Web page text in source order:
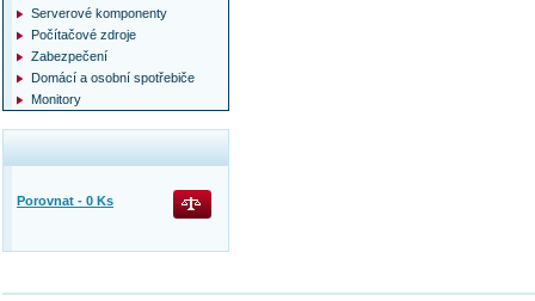
Serverové komponenty
Počítačové zdroje
Zabezpečení
Domácí a osobní spotřebiče
Monitory
Porovnat - 0 Ks